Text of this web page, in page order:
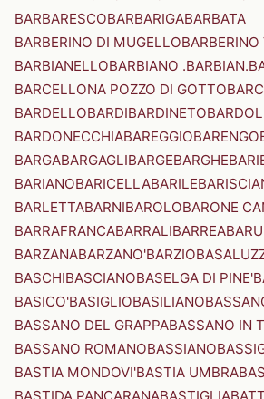
BARBARESCOBARBARIGABARBATA
BARBERINO DI MUGELLO
BARBIANELLOBARBIANO .BARBIAN.
BARCELLONA POZZO DI GOTTO
BARDELLOBARDIBARDINETO
BARDONECCHIABAREGGIOBARENGO
BARGABARGAGLIBARGEBARGHEBARI
BARIANOBARICELLABARILE
BARLETTABARNIBAROLOBARONE
BARRAFRANCABARRALIBARREA
BARZANABARZANO'BARZIO
BASCHIBASCIANOBASELGA DI PINE'
BASICO'BASIGLIOBASILIANO
BASSANO DEL GRAPPABASSANO IN
BASSANO ROMANOBASSIANO
BASTIA MONDOVI'BASTIA UMBRA